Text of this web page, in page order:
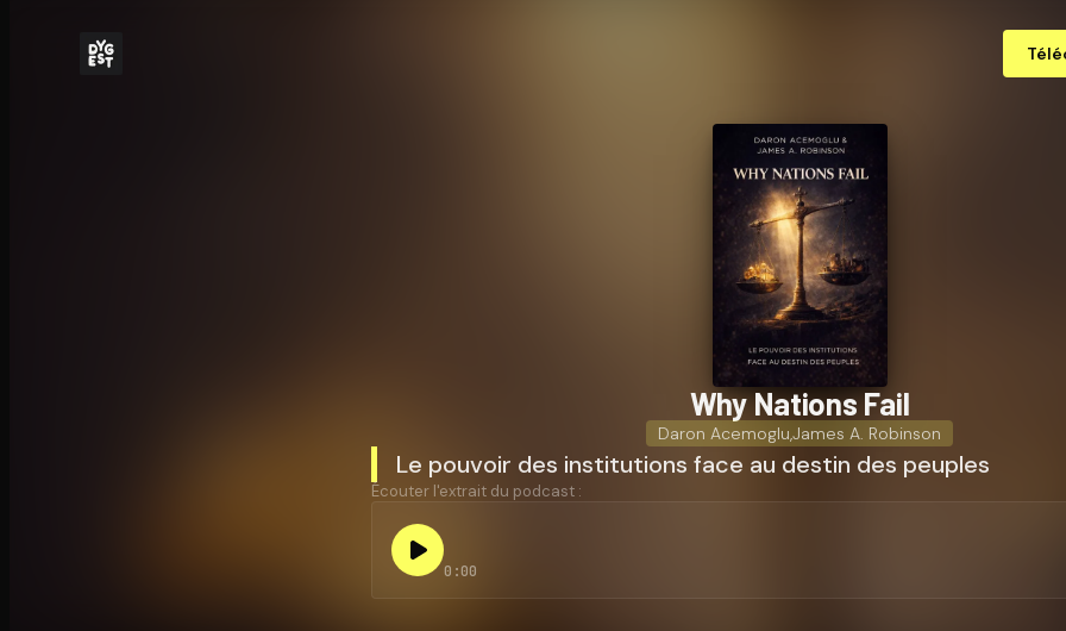
Why Nations Fail
Daron AcemogluJames A. Robinson
Le pouvoir des institutions face au destin des peuples
Écouter l'extrait du podcast :
0:00